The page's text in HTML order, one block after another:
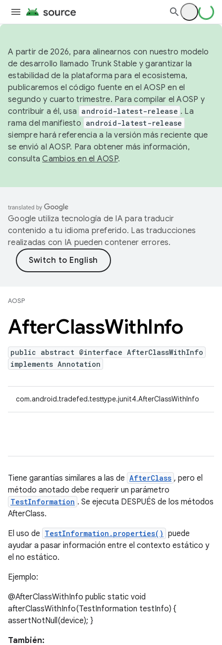
A partir de 2026, para alinearnos con nuestro modelo
de desarrollo llamado Trunk Stable y garantizar la
estabilidad de la plataforma para el ecosistema,
publicaremos el código fuente en el AOSP en el
segundo y cuarto trimestre. Para compilar el AOSP y
contribuir a él, usa android-latest-release . La
rama del manifiesto android-latest-release
siempre hará referencia a la versión más reciente que
se envió al AOSP. Para obtener más información,
consultaCambios en el AOSP.
Google utiliza tecnología de IA para traducir
contenido a tu idioma preferido. Las traducciones
realizadas con IA pueden contener errores.
AOSP
AfterClassWithInfo
public abstract @interface AfterClassWithInfo
implements Annotation
com.android.tradefed.testtype.junit4.AfterClassWithInfo
Tiene garantías similares a las de AfterClass , pero el
método anotado debe requerir un parámetro
TestInformation . Se ejecuta DESPUÉS de los métodos
AfterClass.
El uso de TestInformation.properties() puede
ayudar a pasar información entre el contexto estático y
el no estático.
Ejemplo:
@AfterClassWithInfo public static void
afterClassWithInfo(TestInformation testInfo) {
assertNotNull(device); }
También: